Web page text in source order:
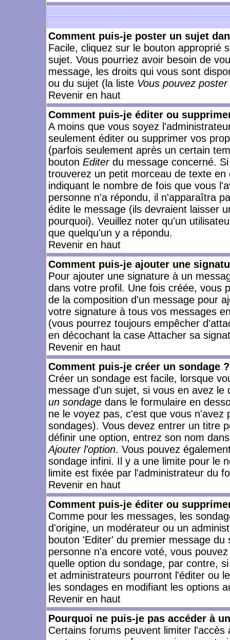
Comment puis-je poster un sujet
Facile, cliquez sur le bouton approprié
sujet. Vous pourriez avoir besoin de
message, les droits qui vous sont
ou du sujet (la liste Vous pouvez
Revenir en haut
Comment puis-je éditer ou
A moins que vous soyez
seulement éditer ou supprimer vos
(parfois seulement après un certain
bouton Editerdu message concerné.
trouverez un petit morceau de texte
indiquant le nombre de fois que vous
personne n'a répondu, il n'apparaîtra
édite le message (ils devraient laisser
pourquoi). Veuillez noter qu'un
que quelqu'un y a répondu.
Revenir en haut
Comment puis-je ajouter une
Pour ajouter une signature à un
dans votre profil. Une fois créée, vous
de la composition d'un message pour
votre signature à tous vos messages
(vous pourrez toujours empêcher
en décochant la case Attacher sa
Revenir en haut
Comment puis-je créer un sondage ?
Créer un sondage est facile, lorsque
message d'un sujet, si vous en avez
un sondage dans le formulaire en
ne le voyez pas, c'est que vous
sondages). Vous devez entrer un titre
définir une option, entrez son nom
Ajouter l'option. Vous pouvez
sondage infini. Il y a une limite pour le
limite est fixée par l'administrateur du
Revenir en haut
Comment puis-je éditer ou
Comme pour les messages, les
d'origine, un modérateur ou un
bouton 'Editer' du premier message
personne n'a encore voté, vous
quelle option du sondage, par contre,
et administrateurs pourront l'éditer ou
les sondages en modifiant les options
Revenir en haut
Pourquoi ne puis-je pas accéder à
Certains forums peuvent limiter